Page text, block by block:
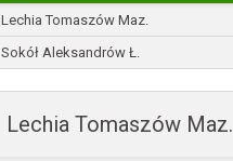
Lechia Tomaszów Maz.
Sokół Aleksandrów Ł.
Lechia Tomaszów Maz.